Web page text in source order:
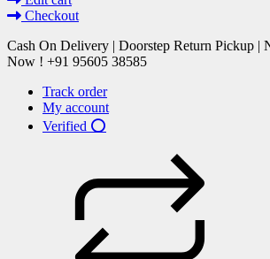
Checkout
Cash On Delivery | Doorstep Return Pickup |
Now ! +91 95605 38585
Track order
My account
Verified ⭕